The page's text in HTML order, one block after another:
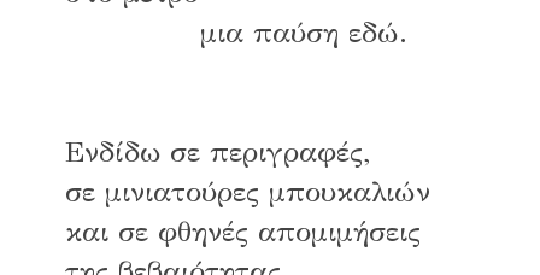
μια παύση εδώ.
Ενδίδω σε περιγραφές,
σε μινιατούρες μπουκαλιών
και σε φθηνές απομιμήσεις